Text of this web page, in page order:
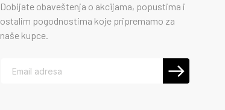
Dobijate obaveštenja o akcijama, popustima i
ostalim pogodnostima koje pripremamo za
naše kupce.